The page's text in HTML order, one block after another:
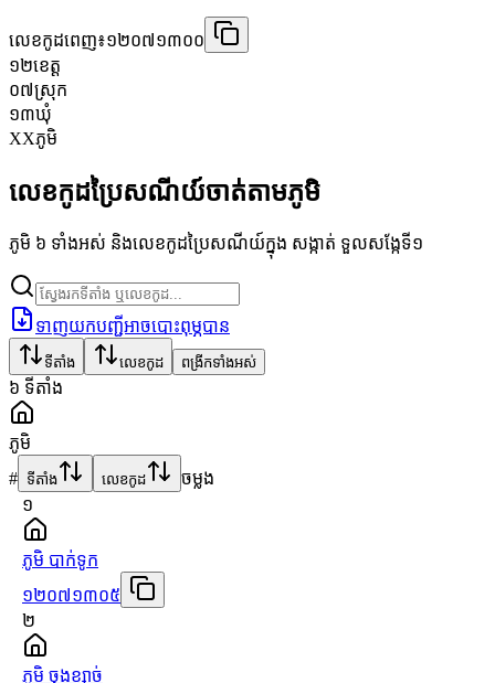
លេខកូដពេញ៖១២០៧១៣០០
១២ខេត្ត
០៧ស្រុក
១៣ឃុំ
XXភូមិ
លេខកូដប្រៃសណីយ៍ចាត់តាមភូមិ
ភូមិ ៦ ទាំងអស់ និងលេខកូដប្រៃសណីយ៍ក្នុង សង្កាត់ ទួលសង្កែទី១
ទាញយកបញ្ជីអាចបោះពុម្ភបាន
ទីតាំង លេខកូដ ពង្រីកទាំងអស់
៦ ទីតាំង
ភូមិ
# ទីតាំង លេខកូដ
ចម្លង
១
ភូមិ បាក់ទូក
១២០៧១៣០៥
២
ភូមិ ចុងខ្សាច់